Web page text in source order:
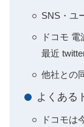
SNS・ユ
ドコモ
最近
他社との
よくある
ドコモは